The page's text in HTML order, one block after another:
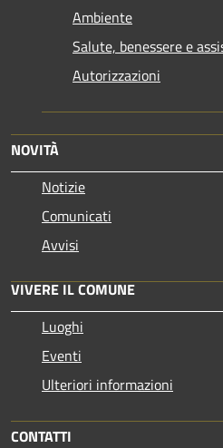
Ambiente
Salute, benessere e
Autorizzazioni
NOVITÀ
Notizie
Comunicati
Avvisi
VIVERE IL COMUNE
Luoghi
Eventi
Ulteriori informazioni
CONTATTI